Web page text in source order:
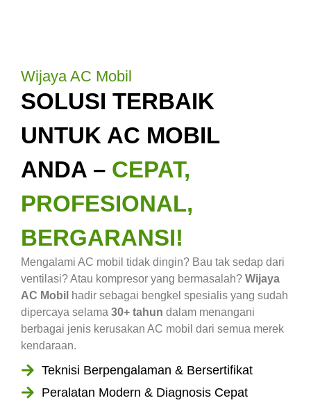
Wijaya AC Mobil
SOLUSI TERBAIK
UNTUK AC MOBIL
ANDA – CEPAT,
PROFESIONAL,
BERGARANSI!
Mengalami AC mobil tidak dingin? Bau tak sedap dari
ventilasi? Atau kompresor yang bermasalah? Wijaya
AC Mobil hadir sebagai bengkel spesialis yang sudah
dipercaya selama 30+ tahun dalam menangani
berbagai jenis kerusakan AC mobil dari semua merek
kendaraan.
Teknisi Berpengalaman & Bersertifikat
Peralatan Modern & Diagnosis Cepat